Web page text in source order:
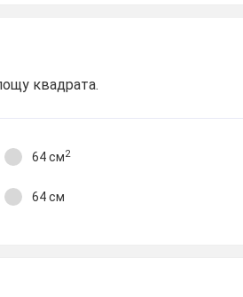
квадрата.
64 см2
64 см